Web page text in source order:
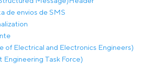
de envios de SMS
of Electrical and Electronics Engineers)
Task Force)